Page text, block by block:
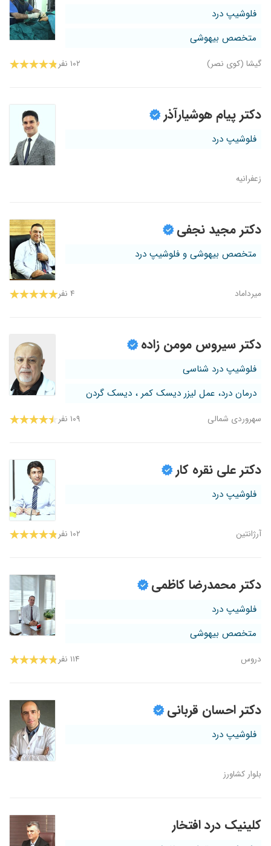
فلوشیپ درد
متخصص بیهوشی
گیشا (کوی نصر) ۱۰۲ نفر
دکتر پیام هوشیارآذر
فلوشیپ درد
زعفرانیه
دکتر مجید نجفی
متخصص بیهوشی و فلوشیپ درد
میرداماد ۴ نفر
دکتر سیروس مومن زاده
فلوشیپ درد شناسی
درمان درد، عمل لیزر دیسک کمر ، دیسک گردن
سهروردی شمالی ۱۰۹ نفر
دکتر علی نقره کار
فلوشیپ درد
آرژانتین ۱۰۲ نفر
دکتر محمدرضا کاظمی
فلوشیپ درد
متخصص بیهوشی
دروس ۱۱۴ نفر
دکتر احسان قربانی
فلوشیپ درد
بلوار کشاورز
کلینیک درد افتخار